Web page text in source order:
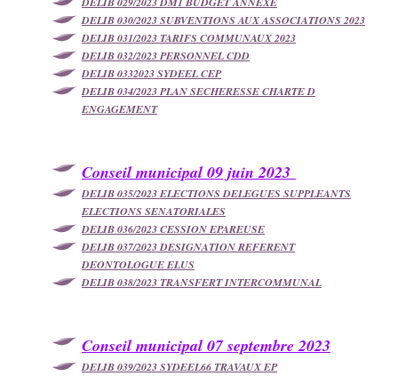
DELIB 030/2023 SUBVENTIONS AUX ASSOCIATIONS 2023
DELIB 031/2023 TARIFS COMMUNAUX 2023
DELIB 032/2023 PERSONNEL CDD
DELIB 0332023 SYDEEL CEP
DELIB 034/2023 PLAN SECHERESSE CHARTE D
ENGAGEMENT
Conseil municipal 09 juin 2023
DELIB 035/2023 ELECTIONS DELEGUES SUPPLEANTS
ELECTIONS SENATORIALES
DELIB 036/2023 CESSION EPAREUSE
DELIB 037/2023 DESIGNATION REFERENT
DEONTOLOGUE ELUS
DELIB 038/2023 TRANSFERT INTERCOMMUNAL
Conseil municipal 07 septembre 2023
DELIB 039/2023 SYDEEL66 TRAVAUX EP